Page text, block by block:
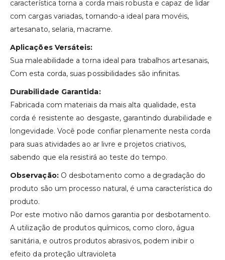
característica torna a corda mais robusta e capaz de lidar
com cargas variadas, tornando-a ideal para movéis,
artesanato, selaria, macrame.
Aplicações Versáteis:
Sua maleabilidade a torna ideal para trabalhos artesanais,
Com esta corda, suas possibilidades são infinitas.
Durabilidade Garantida:
Fabricada com materiais da mais alta qualidade, esta
corda é resistente ao desgaste, garantindo durabilidade e
longevidade. Você pode confiar plenamente nesta corda
para suas atividades ao ar livre e projetos criativos,
sabendo que ela resistirá ao teste do tempo.
Observação:O desbotamento como a degradação do
produto são um processo natural, é uma característica do
produto.
Por este motivo não damos garantia por desbotamento.
A utilização de produtos químicos, como cloro, água
sanitária, e outros produtos abrasivos, podem inibir o
efeito da proteção ultravioleta